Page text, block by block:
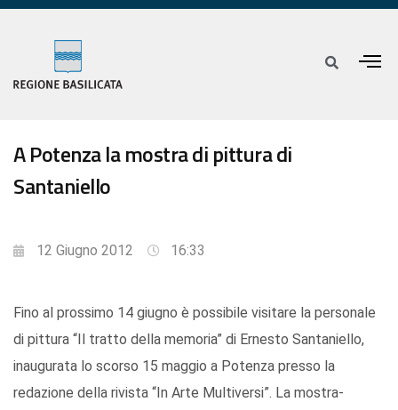
A Potenza la mostra di pittura di
Santaniello
12 Giugno 2012 16:33
Fino al prossimo 14 giugno è possibile visitare la personale
di pittura “Il tratto della memoria” di Ernesto Santaniello,
inaugurata lo scorso 15 maggio a Potenza presso la
redazione della rivista “In Arte Multiversi”. La mostra-